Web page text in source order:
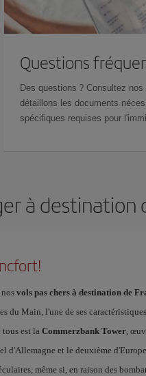
Questions
Des questions ? Consultez nos
détaillons les documents
spécifiques requises pour
à destination
vols pas chers à destination de
du Main, l'une de ses
tous est laCommerzbank Tower,
d'Allemagne et le deuxième
même si, en raison des